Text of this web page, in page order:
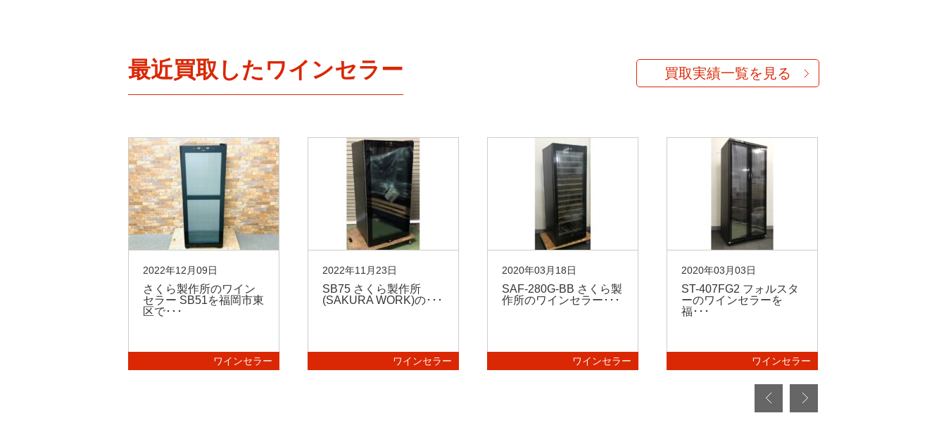
最近買取したワインセラー 買取実績一覧を見る
2022年12月09日
さくら製作所のワイン
セラー SB51を福岡市東
区で･･･
ワインセラー
2022年11月23日
SB75 さくら製作所
(SAKURA WORK)の･･･
ワインセラー
2020年03月18日
SAF-280G-BB さくら製
作所のワインセラー･･･
ワインセラー
2020年03月03日
ST-407FG2 フォルスタ
ーのワインセラーを
福･･･
ワインセラー